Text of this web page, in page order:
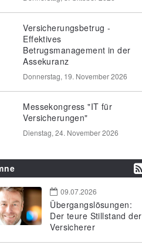
Versicherungsbetrug -
Effektives
Betrugsmanagement in der
Assekuranz
Donnerstag, 19. November 2026
Messekongress "IT für
Versicherungen"
Dienstag, 24. November 2026
09.07.2026
Übergangslösungen:
Der teure Stillstand der
Versicherer